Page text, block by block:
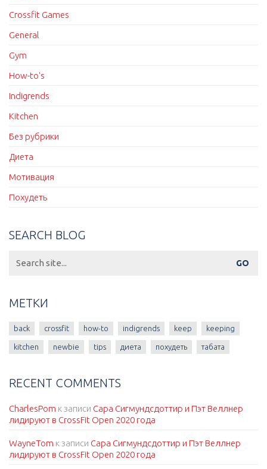
Crossfit Games
General
Gym
How-to's
Indigrends
Kitchen
Без рубрики
Диета
Мотивация
Похудеть
SEARCH BLOG
for:
МЕТКИ
back crossfit how-to indigrends keep keeping
kitchen newbie tips диета похудеть табата
RECENT COMMENTS
CharlesPom к записи Сара Сигмундсдоттир и Пэт Веллнер
лидируют в CrossFit Open 2020 года
WayneTom к записи Сара Сигмундсдоттир и Пэт Веллнер
лидируют в CrossFit Open 2020 года